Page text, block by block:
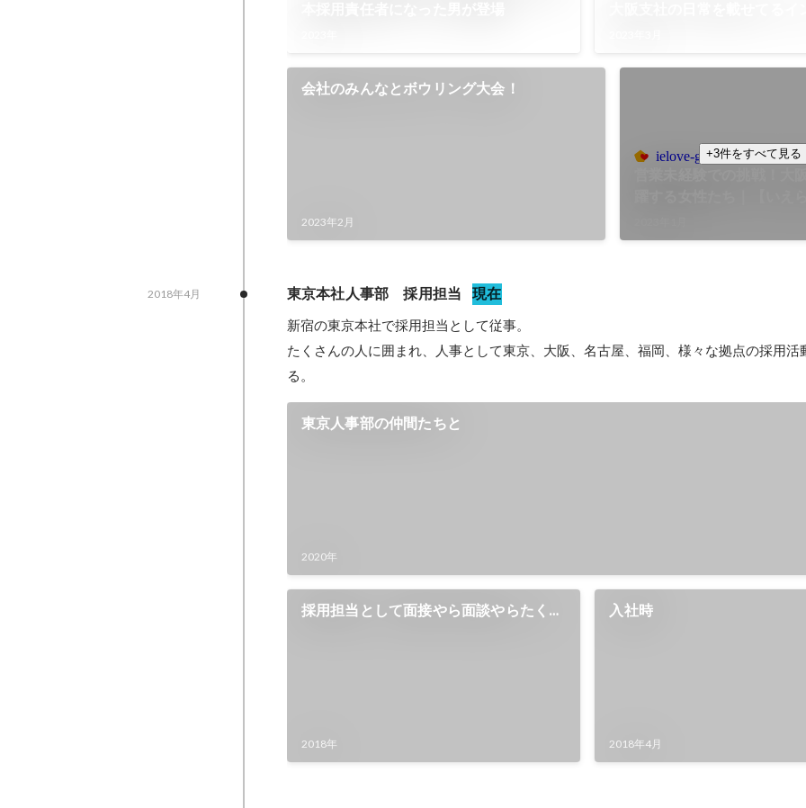
会社のみんなとボウリング大会！
2023年2月
ielove-group.jp+3件をすべて見る
東京本社人事部　採用担当 現在
2018年4月
新宿の東京本社で採用担当として従事。
たくさんの人に囲まれ、人事として東京、大阪、名古屋、福岡、様々な拠点の採用活
る。
東京人事部の仲間たちと
2020年
採用担当として面接やら面談やらたくさ
2018年
入社時
2018年4月